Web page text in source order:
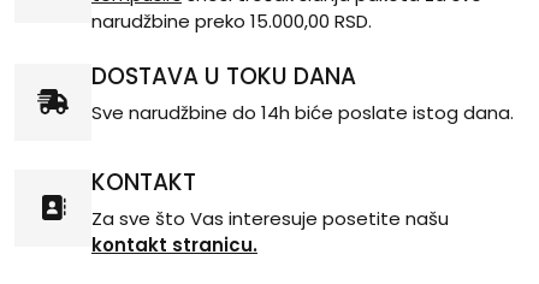
narudžbine preko 15.000,00 RSD.
DOSTAVA U TOKU DANA
Sve narudžbine do 14h biće poslate istog dana.
KONTAKT
Za sve što Vas interesuje posetite našu
kontakt stranicu.